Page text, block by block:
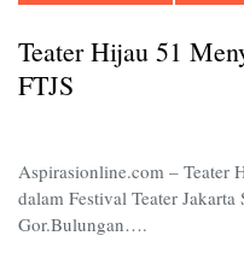
Teater Hijau 51
FTJS
Aspirasionline.com – Teater
dalam Festival Teater
Gor.Bulungan….